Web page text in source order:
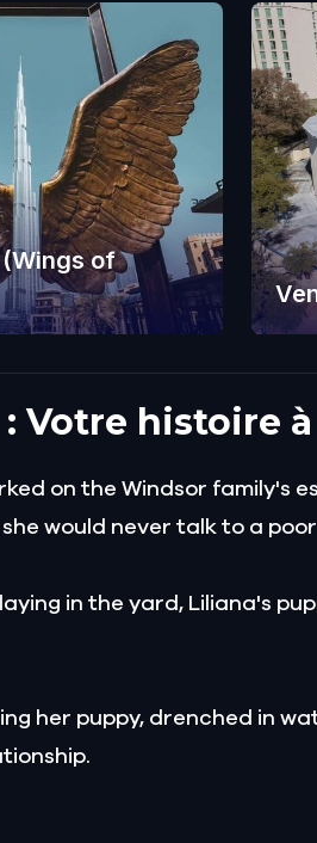
of
Votre histoire
on the Windsor
would never talk to a poor
in the yard, Liliana's
her puppy, drenched in